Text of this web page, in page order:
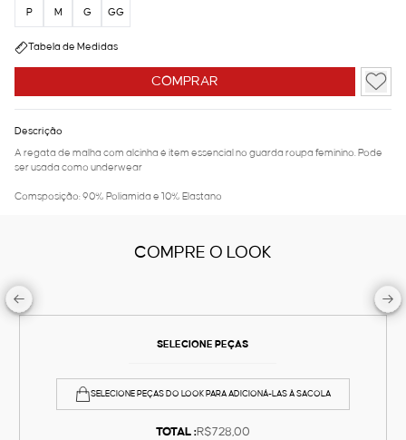
COMPRAR
P M G GG
Tabela de Medidas
Descrição
A regata de malha com alcinha é item essencial no guarda roupa feminino. Pode
ser usada como underwear
Comsposição: 90% Poliamida e 10% Elastano
COMPRE O LOOK
SELECIONE PEÇAS
SELECIONE PEÇAS DO LOOK PARA ADICIONÁ-LAS À SACOLA
TOTAL :R$728,00